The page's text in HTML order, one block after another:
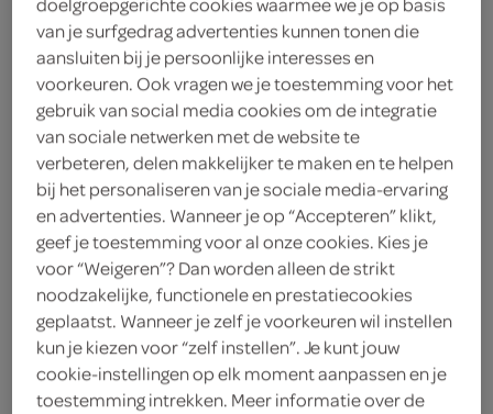
92 Gram
Let op: aanbiedingen zijn niet zichtbaar bij de
producten, maar worden wél automatisch
verwerkt in de winkelmand.
omschrijving
van je surfgedrag advertenties kunnen tonen die
aansluiten bij je persoonlijke interesses en
voorkeuren. Ook vragen we je toestemming voor het
gebruik van social media cookies om de integratie
van sociale netwerken met de website te
verbeteren, delen makkelijker te maken en te helpen
bij het personaliseren van je sociale media-ervaring
en advertenties. Wanneer je op “Accepteren” klikt,
geef je toestemming voor al onze cookies. Kies je
voor “Weigeren”? Dan worden alleen de strikt
noodzakelijke, functionele en prestatiecookies
geplaatst. Wanneer je zelf je voorkeuren wil instellen
kun je kiezen voor “zelf instellen”. Je kunt jouw
cookie-instellingen op elk moment aanpassen en je
toestemming intrekken. Meer informatie over de